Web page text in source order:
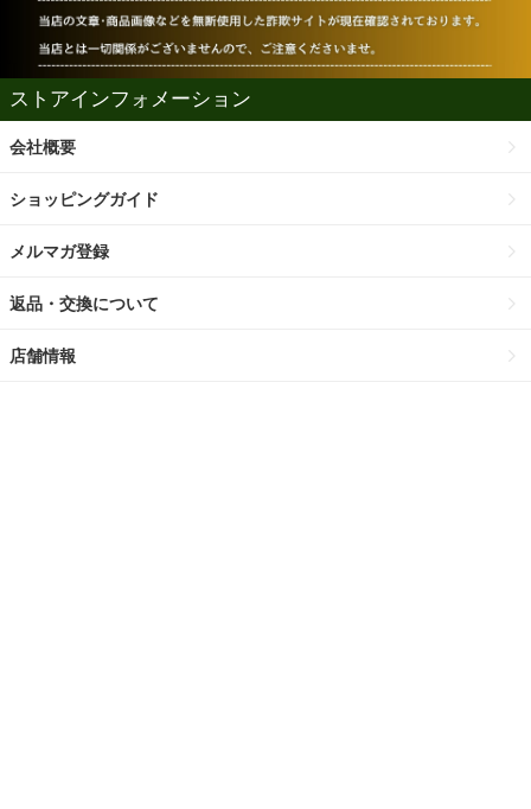
ストアインフォメーション
会社概要
ショッピングガイド
メルマガ登録
返品・交換について
店舗情報